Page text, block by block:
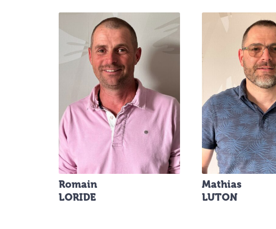
Romain
LORIDE
Mathias
LUTON